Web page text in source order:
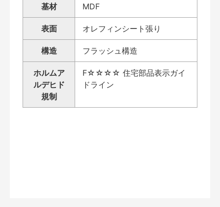
基材 MDF
表面 オレフィンシート張り
構造 フラッシュ構造
ホルムア
ルデヒド
規制
F☆☆☆☆ 住宅部品表示ガイ
ドライン